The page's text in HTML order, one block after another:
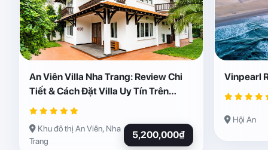
An Viên Villa Nha Trang: Review Chi
Tiết & Cách Đặt Villa Uy Tín Trên
Abogo
Khu đô thị An Viên, Nha
Trang
5,200,000₫
Vinpearl
Hội An